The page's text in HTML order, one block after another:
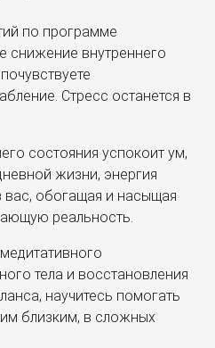
по программе
снижение внутреннего
Стресс останется в
состояния успокоит ум,
жизни, энергия
вас, обогащая и насыщая
реальность.
тела и восстановления
научитесь помогать
близким, в сложных